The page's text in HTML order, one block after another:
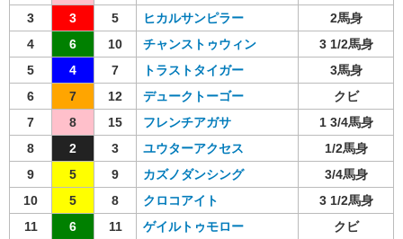
3
3 5 ヒカルサンピラー
2馬身
4
6 10 チャンストゥウィン
3 1/2馬身
5
4 7 トラストタイガー
3馬身
6
7 12 デュークトーゴー
クビ
7
8 15 フレンチアガサ
1 3/4馬身
8
2 3 ユウターアクセス
1/2馬身
9
5 9 カズノダンシング
3/4馬身
10
5 8 クロコアイト
3 1/2馬身
11
6 11 ゲイルトゥモロー
クビ